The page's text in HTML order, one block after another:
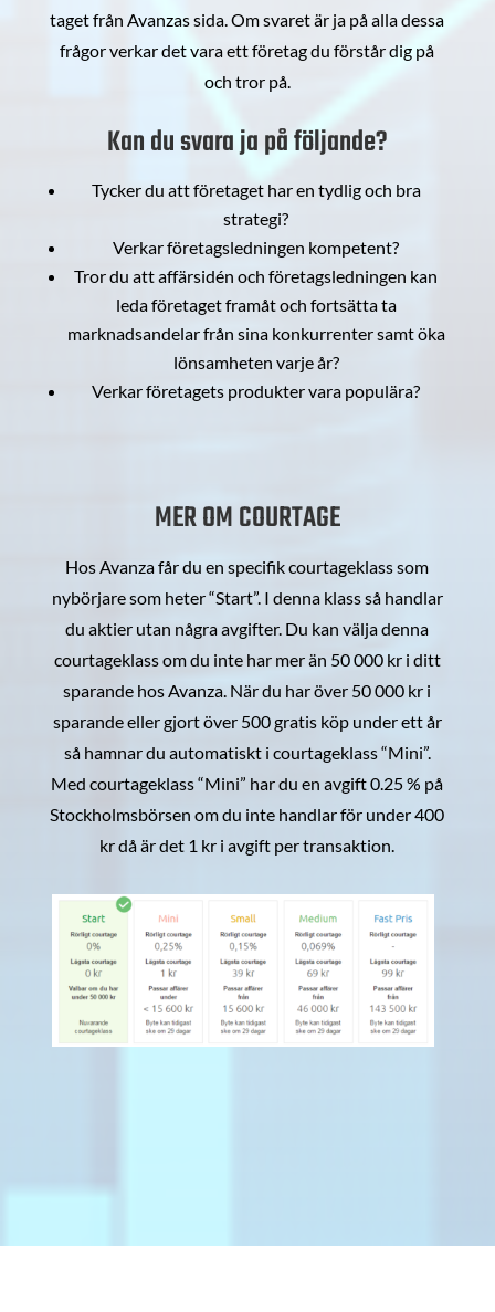
taget från Avanzas sida. Om svaret är ja på alla dessa
frågor verkar det vara ett företag du förstår dig på
och tror på.
Kan du svara ja på följande?
Tycker du att företaget har en tydlig och bra
strategi?
Verkar företagsledningen kompetent?
Tror du att affärsidén och företagsledningen kan
leda företaget framåt och fortsätta ta
marknadsandelar från sina konkurrenter samt öka
lönsamheten varje år?
Verkar företagets produkter vara populära?
MER OM COURTAGE
Hos Avanza får du en specifik courtageklass som
nybörjare som heter “Start”. I denna klass så handlar
du aktier utan några avgifter. Du kan välja denna
courtageklass om du inte har mer än 50 000 kr i ditt
sparande hos Avanza. När du har över 50 000 kr i
sparande eller gjort över 500 gratis köp under ett år
så hamnar du automatiskt i courtageklass “Mini”.
Med courtageklass “Mini” har du en avgift 0.25 % på
Stockholmsbörsen om du inte handlar för under 400
kr då är det 1 kr i avgift per transaktion.